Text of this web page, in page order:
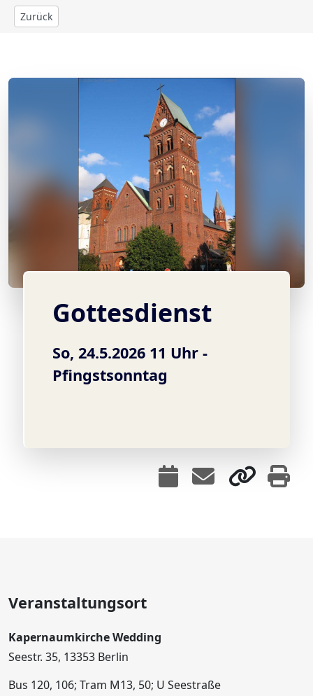
Zurück
Gottesdienst
So, 24.5.2026 11 Uhr -
Pfingstsonntag
Veranstaltungsort
Kapernaumkirche Wedding
Seestr. 35, 13353 Berlin
Bus 120, 106; Tram M13, 50; U Seestraße